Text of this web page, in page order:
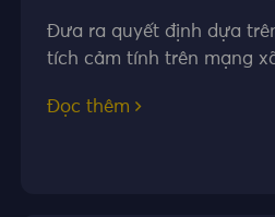
Đưa ra quyết định dựa
tích cảm tính trên mạng
Đọc thêm